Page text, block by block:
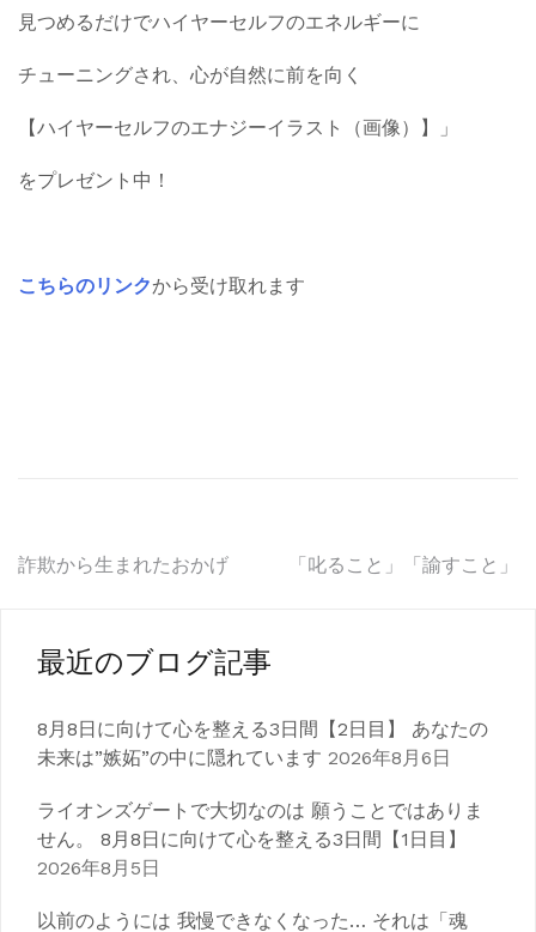
見つめるだけでハイヤーセルフのエネルギーに
チューニングされ、心が自然に前を向く
【ハイヤーセルフのエナジーイラスト（画像）】」
をプレゼント中！
こちらのリンクから受け取れます
投
ナ
ビ
ゲ
ー
シ
詐欺から生まれたおかげ 「叱ること」「諭すこと」
最近のブログ記事
8月8日に向けて心を整える3日間【2日目】 あなたの
未来は”嫉妬”の中に隠れています 2026年8月6日
ライオンズゲートで大切なのは 願うことではありま
せん。 8月8日に向けて心を整える3日間【1日目】
2026年8月5日
以前のようには 我慢できなくなった… それは「魂